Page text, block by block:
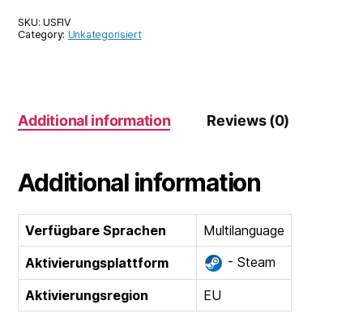
EU
SKU:USFIV
Category: Unkategorisiert
Additional information Reviews (0)
Additional information
Verfügbare Sprachen
Multilanguage
Aktivierungsplattform
- Steam
Aktivierungsregion EU